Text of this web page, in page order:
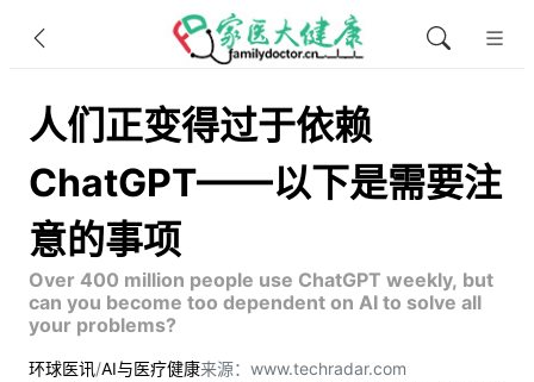
人们正变得过于依赖
ChatGPT——以下是需要注
意的事项
Over 400 million people use ChatGPT weekly, but
can you become too dependent on AI to solve all
your problems?
环球医讯/AI与医疗健康来源：www.techradar.com